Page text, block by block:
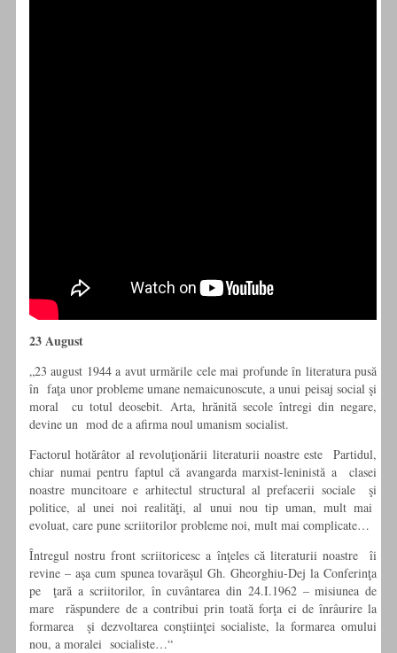
23 August
„23 august 1944 a avut urmările cele mai profunde în literatura pusă
în faţa unor probleme umane nemaicunoscute, a unui peisaj social şi
moral cu totul deosebit. Arta, hrănită secole întregi din negare,
devine un mod de a afirma noul umanism socialist.
Factorul hotărâtor al revoluţionării literaturii noastre este Partidul,
chiar numai pentru faptul că avangarda marxist-leninistă a clasei
noastre muncitoare e arhitectul structural al prefacerii sociale şi
politice, al unei noi realităţi, al unui nou tip uman, mult mai
evoluat, care pune scriitorilor probleme noi, mult mai complicate…
Întregul nostru front scriitoricesc a înţeles că literaturii noastre îi
revine – aşa cum spunea tovarăşul Gh. Gheorghiu-Dej la Conferinţa
pe ţară a scriitorilor, în cuvântarea din 24.I.1962 – misiunea de
mare răspundere de a contribui prin toată forţa ei de înrâurire la
formarea şi dezvoltarea conştiinţei socialiste, la formarea omului
nou, a moralei socialiste…“